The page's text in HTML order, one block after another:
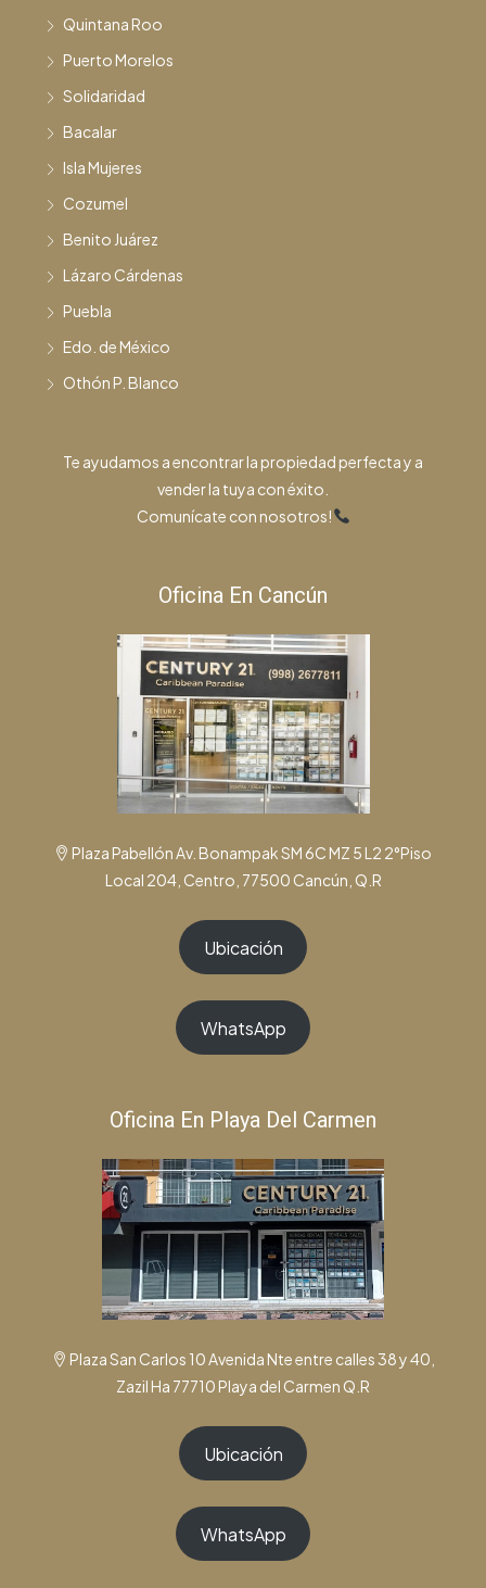
Quintana Roo
Puerto Morelos
Solidaridad
Bacalar
Isla Mujeres
Cozumel
Benito Juárez
Lázaro Cárdenas
Puebla
Edo. de México
Othón P. Blanco
Te ayudamos a encontrar la propiedad perfecta y a
vender la tuya con éxito.
Comunícate con nosotros!
Oficina En Cancún
Plaza Pabellón Av. Bonampak SM 6C MZ 5 L2 2°Piso
Local 204, Centro, 77500 Cancún, Q.R
Ubicación
WhatsApp
Oficina En Playa Del Carmen
Plaza San Carlos 10 Avenida Nte entre calles 38 y 40,
Zazil Ha 77710 Playa del Carmen Q.R
Ubicación
WhatsApp